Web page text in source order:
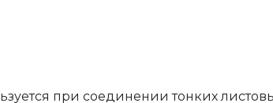
при соединении тонких